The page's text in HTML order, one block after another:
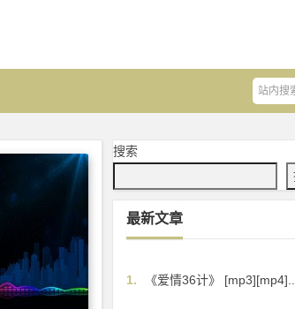
搜索
最新文章
1.
《爱情36计》 [mp3][mp4]...